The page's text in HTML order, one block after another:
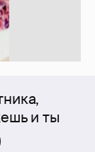
и ты